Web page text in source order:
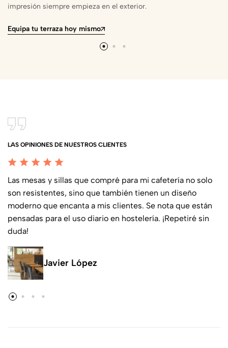
impresión siempre empieza en el exterior.
Equipa tu terraza hoy mismo
LAS OPINIONES DE NUESTROS CLIENTES
Las mesas y sillas que compré para mi cafetería no solo
son resistentes, sino que también tienen un diseño
moderno que encanta a mis clientes. Se nota que están
pensadas para el uso diario en hostelería. ¡Repetiré sin
duda!
Javier López